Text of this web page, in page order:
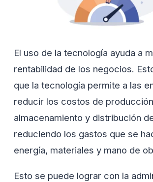
El uso de la tecnología ayuda a
rentabilidad de los negocios.
que la tecnología permite a las
reducir los costos de
almacenamiento y distribución
reduciendo los gastos que se
energía, materiales y mano de
Esto se puede lograr con la